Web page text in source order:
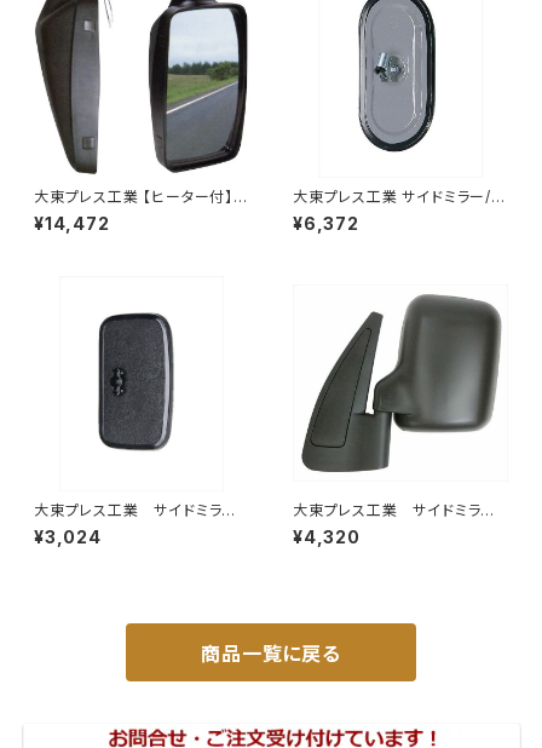
大東プレス工業 【ヒーター付】ハ
イウェイミラー ヒーター付 100
0R DI-5101CXY
¥14,472
大東プレス工業 サイドミラー/バ
ックミラー77年いすゞ 300 L0
04 小判 DI-75
¥6,372
大東プレス工業 サイドミラー/
バックミラー 日産 バネット8
0~ DI-55
¥3,024
大東プレス工業 サイドミラー/
バックミラースバル サンバー
左 99年～ DI-641
¥4,320
商品一覧に戻る